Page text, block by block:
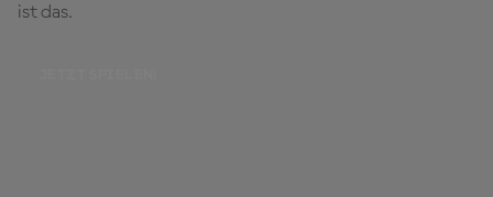
ist das.